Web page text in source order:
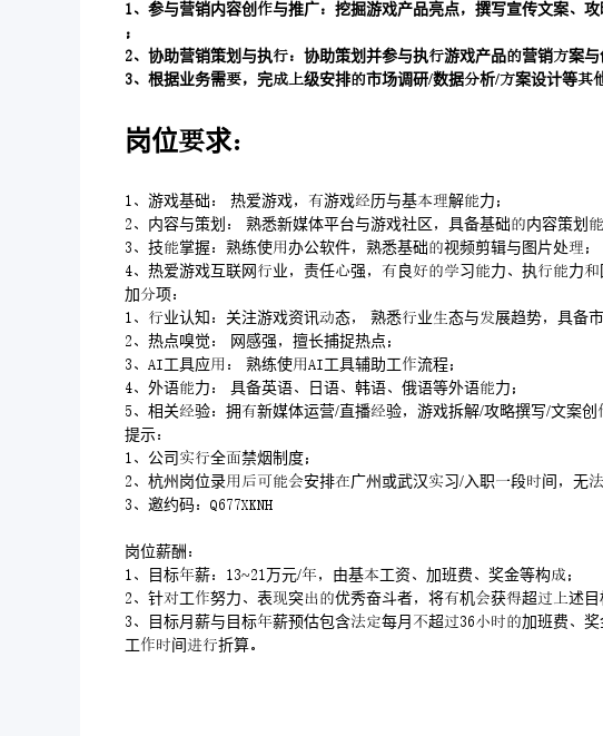
参与营销内容创与推广挖掘游戏产品亮点撰写宣传文案

协助营销策划与执协助策划并参与执游戏产品营销案
根据业务需完级安排市场调研/数据析/案设计等
岗位求
游戏基础 热爱游戏游戏历与基解力
内容与策划 熟悉新媒体平台与游戏社区具备基础内容策划
技掌握熟练使办公软件熟悉基础视频剪辑与图片处
热爱游戏互联网业责任强良习力执力
加项
业认知关注游戏资讯态 熟悉业态与展趋势具备市
热点嗅觉 网感强擅长捕捉热点
工具应 熟练使工具辅助工流程
外语力 具备英语日语韩语俄语等外语力
相关验拥新媒体运营/直播验游戏拆解/攻略撰写/文
提示
公司全禁烟制度
杭州岗位录安排广州或武汉习/入职段间无
邀约码
岗位薪酬
目标薪~万元/由基工资加班费奖金等构
针工努力表突优秀奋斗者将机获超述目
目标月薪与目标薪预估包含每月超加班费
工间折算